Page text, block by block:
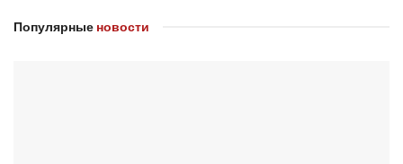
Популярные новости